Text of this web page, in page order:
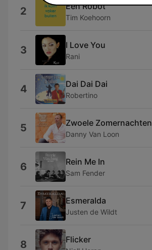
2 Een Robot
Tim Koehoorn
3 I Love You
Rani
4 Dai Dai Dai
Robertino
5 Zwoele Zomernachten
Danny Van Loon
6 Rein Me In
Sam Fender
7 Esmeralda
Justen de Wildt
8 Flicker